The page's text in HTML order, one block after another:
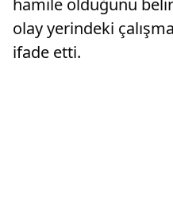
hamile olduğunu
olay yerindeki
ifade etti.